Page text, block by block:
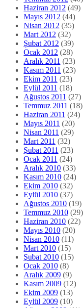
Haziran 2012 (49)
Mayıs 2012 (44)
Nisan 2012 (35)
Mart 2012 (32)
Şubat 2012 (39)
Ocak 2012 (28)
Aralık 2011 (23)
Kasım 2011 (23)
Ekim 2011 (23)
Eylül 2011 (18)
Ağustos 2011 (27)
Temmuz 2011 (18)
Haziran 2011 (24)
Mayıs 2011 (20)
Nisan 2011 (29)
Mart 2011 (32)
Şubat 2011 (23)
Ocak 2011 (24)
Aralık 2010 (33)
Kasım 2010 (24)
Ekim 2010 (32)
Eylül 2010 (37)
Ağustos 2010 (19)
Temmuz 2010 (29)
Haziran 2010 (22)
Mayıs 2010 (20)
Nisan 2010 (11)
Mart 2010 (15)
Şubat 2010 (15)
Ocak 2010 (8)
Aralık 2009 (9)
Kasım 2009 (12)
Ekim 2009 (13)
Eylül 2009 (10)